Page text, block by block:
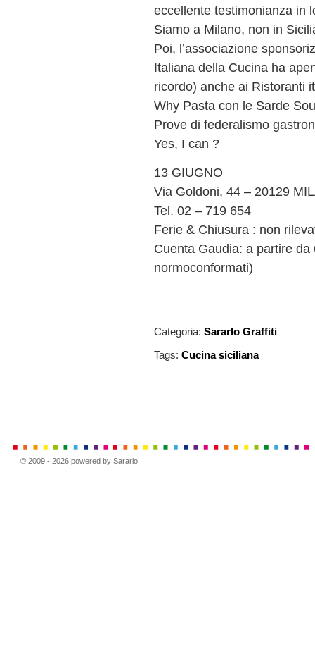
eccellente testimonianza in
Siamo a Milano, non in
Poi, l’associazione
Italiana della Cucina ha
ricordo) anche ai Ristoranti
Why Pasta con le Sarde
Prove di federalismo
Yes, I can ?
13 GIUGNO
Via Goldoni, 44 – 20129
Tel. 02 – 719 654
Ferie & Chiusura : non
Cuenta Gaudia: a partire
normoconformati)
Categoria:Sararlo Graffiti
Tags:Cucina siciliana
© 2009 - 2026 powered by Sararlo